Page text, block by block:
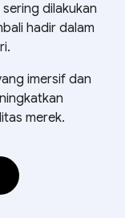
dilakukan
hadir dalam
imersif dan
merek.